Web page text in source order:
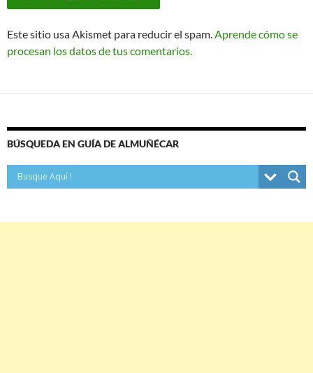
Este sitio usa Akismet para reducir el spam. Aprende cómo se
procesan los datos de tus comentarios.
BÚSQUEDA EN GUÍA DE ALMUÑÉCAR